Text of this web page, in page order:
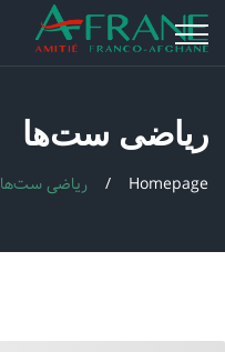
ریاضی ست‌ها
Homepage ریاضی ست‌ها